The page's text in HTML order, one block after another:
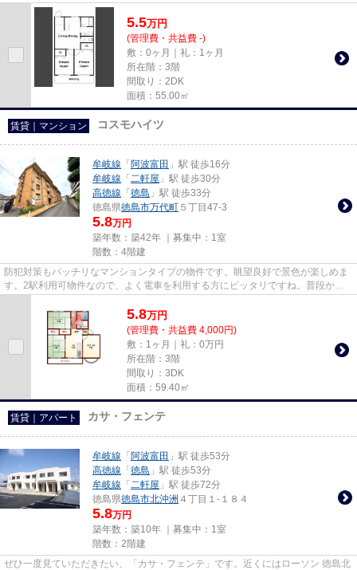
ンションです。最上階の物件で...
5.5万円
(管理費・共益費 -)
敷：0ヶ月｜礼：1ヶ月
所在階：3階
間取り：2DK
面積：55.00㎡
賃貸｜マンション コスモハイツ
牟岐線 「 阿波富田 」駅 徒歩16分
牟岐線 「 二軒屋 」駅 徒歩30分
高徳線 「 徳島 」駅 徒歩33分
徳島県徳島市万代町 ５丁目47-3
5.8万円
築年数：築42年 ｜募集中： 1室
階数：4階建
防犯対策もバッチリなマンションタイプの物件です。眺望良好で景色が楽しめま
す。2駅利用可物件なので、よく電車を利用する方にピッタリですね。普段から
5.8万円
(管理費・共益費 4,000円)
敷：1ヶ月｜礼：0万円
所在階：3階
間取り：3DK
面積：59.40㎡
賃貸｜アパート カサ・フェンテ
牟岐線 「 阿波富田 」駅 徒歩53分
高徳線 「 徳島 」駅 徒歩53分
牟岐線 「 二軒屋 」駅 徒歩72分
徳島県徳島市北沖洲 ４丁目１-１８４
5.8万円
築年数：築10年 ｜募集中： 1室
階数：2階建
ぜひ一度見ていただきたい、「カサ・フェンテ」です。近くにはローソン 徳島北